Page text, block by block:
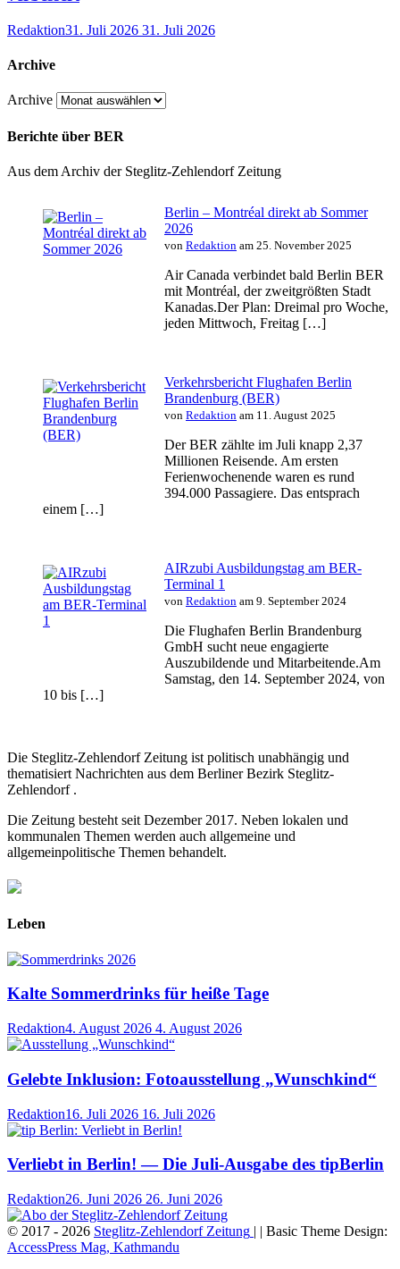
Redaktion31. Juli 2026 31. Juli 2026
Archive
Archive
Berichte über BER
Aus dem Archiv der Steglitz-Zehlendorf Zeitung
Berlin – Montréal direkt ab Sommer
2026
von Redaktion am 25. November 2025
Air Canada verbindet bald Berlin BER
mit Montréal, der zweitgrößten Stadt
Kanadas.Der Plan: Dreimal pro Woche,
jeden Mittwoch, Freitag […]
Verkehrsbericht Flughafen Berlin
Brandenburg (BER)
von Redaktion am 11. August 2025
Der BER zählte im Juli knapp 2,37
Millionen Reisende. Am ersten
Ferienwochenende waren es rund
394.000 Passagiere. Das entsprach
einem […]
AIRzubi Ausbildungstag am BER-
Terminal 1
von Redaktion am 9. September 2024
Die Flughafen Berlin Brandenburg
GmbH sucht neue engagierte
Auszubildende und Mitarbeitende.Am
Samstag, den 14. September 2024, von
10 bis […]
Die Steglitz-Zehlendorf Zeitung ist politisch unabhängig und
thematisiert Nachrichten aus dem Berliner Bezirk Steglitz-
Zehlendorf .
Die Zeitung besteht seit Dezember 2017. Neben lokalen und
kommunalen Themen werden auch allgemeine und
allgemeinpolitische Themen behandelt.
Leben
Kalte Sommerdrinks für heiße Tage
Redaktion4. August 2026 4. August 2026
Gelebte Inklusion: Fotoausstellung „Wunschkind“
Redaktion16. Juli 2026 16. Juli 2026
Verliebt in Berlin! — Die Juli-Ausgabe des tipBerlin
Redaktion26. Juni 2026 26. Juni 2026
© 2017 - 2026 Steglitz-Zehlendorf Zeitung | | Basic Theme Design:
AccessPress Mag, Kathmandu